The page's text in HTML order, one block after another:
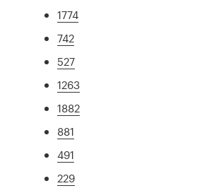
1774
742
527
1263
1882
881
491
229